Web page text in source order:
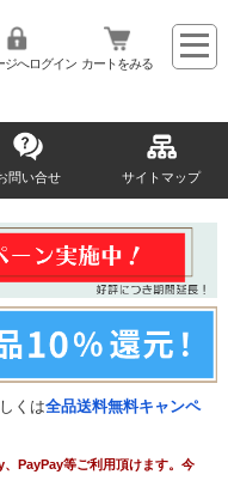
ジへログイン カートをみる
問い合せ サイトマップ
くは全品送料無料キャンペ
PayPay等ご利用頂けます。今